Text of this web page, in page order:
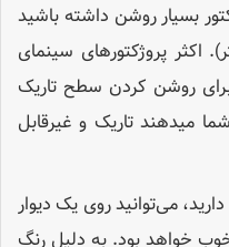
بسیار روشن داشته باشید
پروژکتورهای سینمای
روشن کردن سطح تاریک
میدهند تاریک و غیرقابل
با بیش از 5000 لومن دارید، می‌توانید روی یک دیوار
خواهد بود. به دلیل رنگ